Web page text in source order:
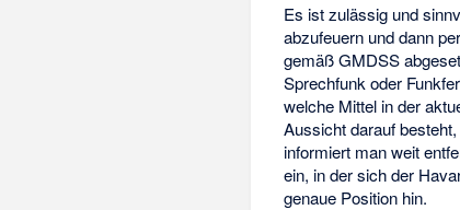
Es ist zulässig und
abzufeuern und dann
gemäß GMDSS
Sprechfunk oder
welche Mittel in der
Aussicht darauf
informiert man weit
ein, in der sich der
genaue Position hin.